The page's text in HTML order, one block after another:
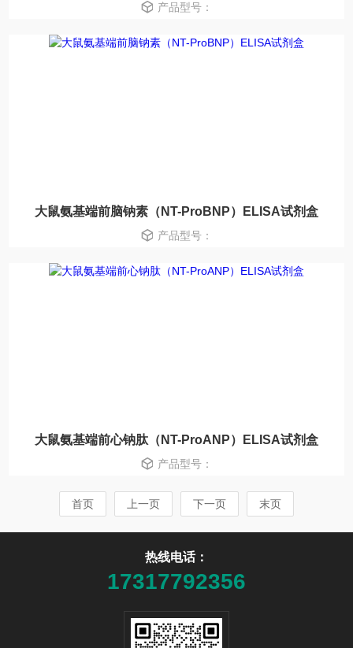
产品型号：
大鼠氨基端前脑钠素（NT-ProBNP）ELISA试剂盒
产品型号：
大鼠氨基端前心钠肽（NT-ProANP）ELISA试剂盒
产品型号：
首页 上一页 下一页 末页
热线电话：
17317792356